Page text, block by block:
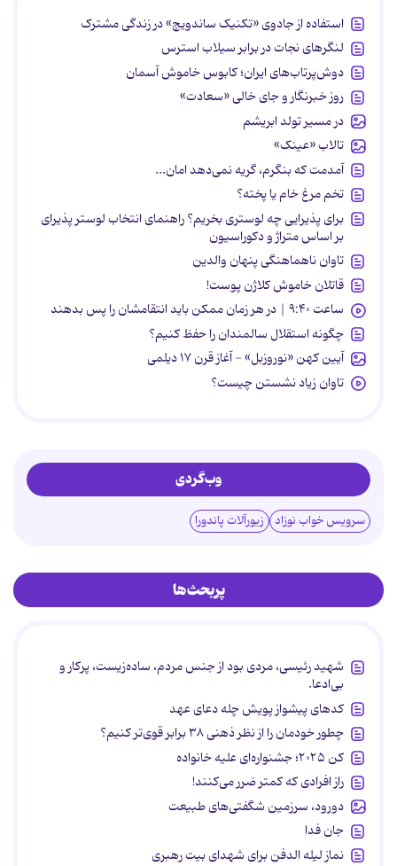
استفاده از جادوی «تکنیک ساندویچ» در زندگی مشترک
لنگرهای نجات در برابر سیلاب استرس
دوش‌پرتاب‌های ایران؛ کابوس خاموش آسمان
روز خبرنگار و جای خالی «سعادت»
در مسیر تولد ابریشم
تالاب «عینک»
آمدمت که بنگرم، گریه نمی‌دهد امان...
تخم مرغ خام یا پخته؟
برای پذیرایی چه لوستری بخریم؟ راهنمای انتخاب لوستر پذیرای
بر اساس متراژ و دکوراسیون
تاوان ناهماهنگی پنهان والدین
قاتلان خاموش کلاژن پوست!
ساعت ۹:۴۰ | در هر زمان ممکن باید انتقامشان را پس بدهند
چگونه استقلال سالمندان را حفظ کنیم؟
آیین کهن «نوروزبل» - آغاز قرن ۱۷ دیلمی
تاوان زیاد نشستن چیست؟
وب‌گردی
سرویس خواب نوزاد زیورآلات پاندورا
پربحث‌ها
شهید رئیسی، مردی بود از جنس مردم، ساده‌زیست، پرکار و
بی‌ادعا.
کدهای پیشواز پویش چله دعای عهد
چطور خودمان را از نظر ذهنی ۳۸ برابر قوی‌تر کنیم؟
کن ۲۰۲۵؛ جشنواره‌ای علیه خانواده
راز افرادی که کمتر ضرر می‌کنند!
دورود، سرزمین شگفتی‌های طبیعت
جان فدا
نماز لیله الدفن برای شهدای بیت رهبری